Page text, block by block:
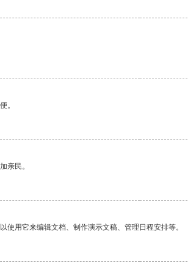
。
亲民。
用它来编辑文档、制作演示文稿、管理日程安排等。